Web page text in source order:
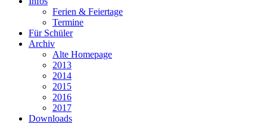
Ferien & Feiertage
Termine
Für Schüler
Archiv
Alte Homepage
2013
2014
2015
2016
2017
Downloads